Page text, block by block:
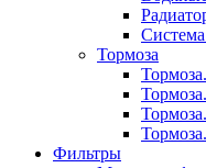
Тормоза
Фильтры